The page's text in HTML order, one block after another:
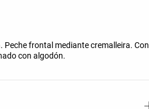
frontal mediante cremalleira. Con
con algodón.